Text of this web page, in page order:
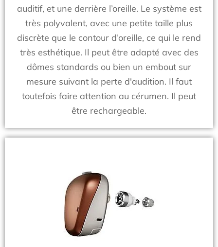
auditif, et une derrière l’oreille. Le système est
très polyvalent, avec une petite taille plus
discrète que le contour d’oreille, ce qui le rend
très esthétique. Il peut être adapté avec des
dômes standards ou bien un embout sur
mesure suivant la perte d'audition. Il faut
toutefois faire attention au cérumen. Il peut
être rechargeable.